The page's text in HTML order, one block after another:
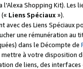
l'Alexa Shopping Kit).
Liens Spéciaux»).
avec des Liens Spéciaux
une rémunération
dans le Décompte de
à votre disposition
de liens, des